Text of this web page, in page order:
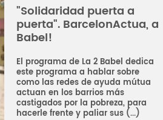
"Solidaridad puerta a
puerta". BarcelonActua, a
Babel!
El programa de La 2 Babel dedica
este programa a hablar sobre
como las redes de ayuda mútua
actuan en los barrios más
castigados por la pobreza, para
hacerle frente y paliar sus (...)